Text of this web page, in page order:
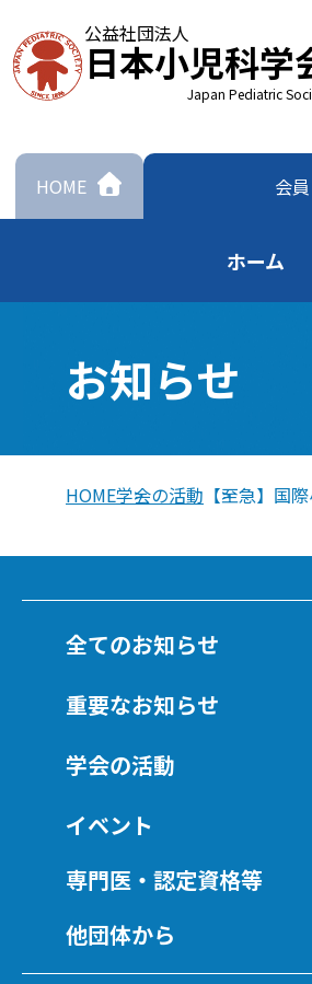
公益社団法人
日本小児科学
Japan Pediatric
HOME 会員
ホーム
お知らせ
HOME学会の活動 【至急】国
全てのお知らせ
重要なお知らせ
学会の活動
イベント
専門医・認定資格等
他団体から